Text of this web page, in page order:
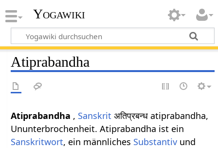
Yogawiki
Atiprabandha
Atiprabandha , Sanskrit अतिप्रबन्ध atiprabandha,
Ununterbrochenheit. Atiprabandha ist ein
Sanskritwort, ein männliches Substantiv und